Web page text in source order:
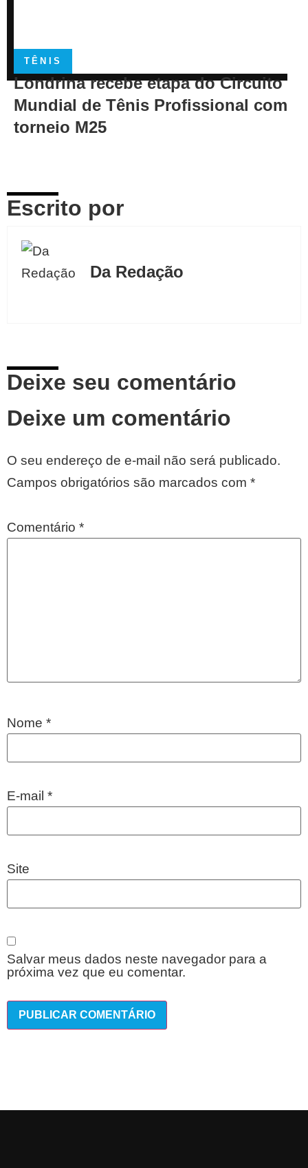
TÊNIS
Londrina recebe etapa do Circuito
Mundial de Tênis Profissional com
torneio M25
Escrito por
Da Redação
Deixe seu comentário
Deixe um comentário
O seu endereço de e-mail não será publicado.
Campos obrigatórios são marcados com *
Comentário *
Nome *
E-mail *
Site
Salvar meus dados neste navegador para a
próxima vez que eu comentar.